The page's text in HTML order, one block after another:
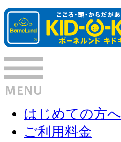
はじめての方へ
ご利用料金